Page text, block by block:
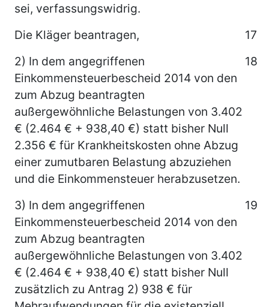
sei, verfassungswidrig.
17
Die Kläger beantragen,
18
2) In dem angegriffenen
Einkommensteuerbescheid 2014 von den
zum Abzug beantragten
außergewöhnliche Belastungen von 3.402
€ (2.464 € + 938,40 €) statt bisher Null
2.356 € für Krankheitskosten ohne Abzug
einer zumutbaren Belastung abzuziehen
und die Einkommensteuer herabzusetzen.
19
3) In dem angegriffenen
Einkommensteuerbescheid 2014 von den
zum Abzug beantragten
außergewöhnliche Belastungen von 3.402
€ (2.464 € + 938,40 €) statt bisher Null
zusätzlich zu Antrag 2) 938 € für